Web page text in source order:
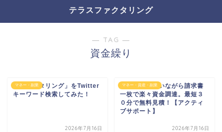
テラスファクタリング
― TAG ―
資金繰り
マネー・副業
「ファクタリング」をTwitter
キーワード検索してみた！
2026年7月16日
マネー・資産・副業
簡単！会社にいながら請求書
一枚で楽々資金調達。最短３
０分で無料見積！【アクティ
ブサポート】
2026年7月16日